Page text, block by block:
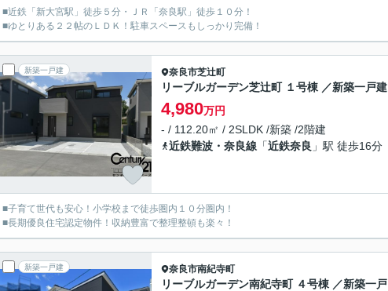
■近鉄「新大宮駅」徒歩５分・ＪＲ「奈良駅」徒歩１０分！
■ゆとりある２２帖のＬＤＫ！駐車スペースもしっかり完備！
新築一戸建 奈良市芝辻町
リーブルガーデン芝辻町 １号棟 ／新築一戸建
4,980万円
- / 112.20㎡ / 2SLDK /新築 /2階建
近鉄難波・奈良線 「近鉄奈良 」駅 徒歩16分
■子育て世代も安心！小学校まで徒歩圏内１０分圏内！
■長期優良住宅認定物件！収納豊富で整理整頓も楽々！
新築一戸建 奈良市南紀寺町
リーブルガーデン南紀寺町 ４号棟 ／新築一戸